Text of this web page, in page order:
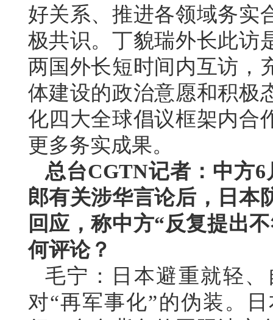
好关系、推进各领域务实
极共识。丁貌瑞外长此访
两国外长短时间内互访，
体建设的政治意愿和积极
化四大全球倡议框架内合
更多务实成果。
总台CGTN记者：中方
郎有关涉华言论后，日本
回应，称中方“反复提出
何评论？
毛宁：日本避重就轻
对“再军事化”的伪装。